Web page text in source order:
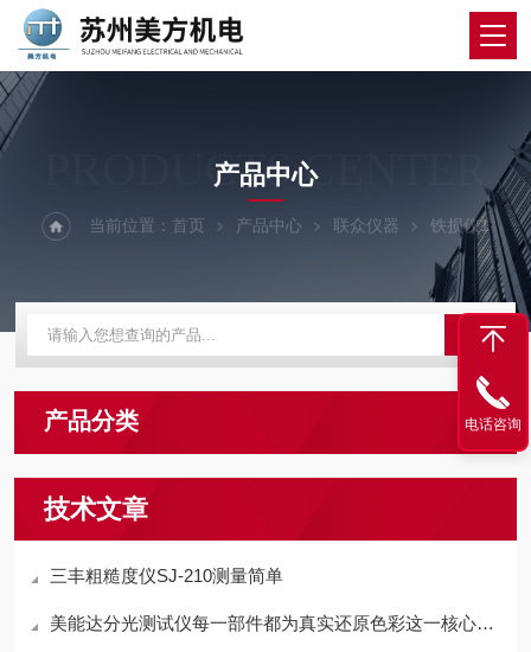
PRODUCTS CENTER
产品中心
当前位置： 首页 产品中心 联众仪器 铁损仪1
产品分类
技术文章
三丰粗糙度仪SJ-210测量简单
美能达分光测试仪每一部件都为真实还原色彩这一核心使命提供坚实支撑
电话咨询